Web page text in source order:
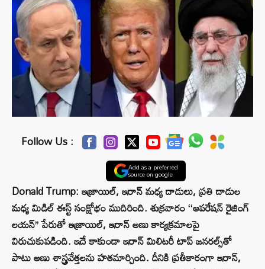
Follow Us :
Add as a preferred
source on google
Donald Trump: ఇజ్రాయిల్, ఇరాన్ మధ్య దాడులు, ప్రతి దాడుల
మధ్య మిడిల్ ఈస్ట్ సంక్షోభం ముదిరింది. శుక్రవారం ‘‘ఆపరేషన్ రైజింగ్
లయన్’’ పేరుతో ఇజ్రాయిల్, ఇరాన్ అణు కార్యక్రమాలపై
విరుచుకుపడింది. ఇదే కాకుండా ఇరాన్ మిలిటరీ టాప్ జనరల్స్‌తో
పాటు అణు శాస్త్రవేత్తలను హతమార్చింది. దీనికి ప్రతీకారంగా ఇరాన్,